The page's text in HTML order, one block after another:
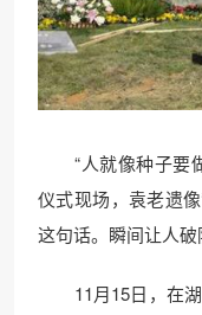
“人就像种子要做
仪式现场，袁老遗
这句话。瞬间让人破
11月15日，在湖